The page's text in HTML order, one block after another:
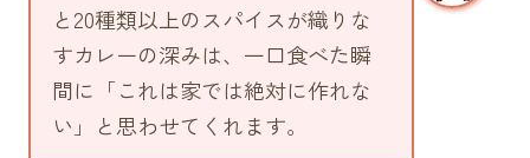
と20種類以上のスパイスが織りな
すカレーの深みは、一口食べた瞬
間に「これは家では絶対に作れな
い」と思わせてくれます。